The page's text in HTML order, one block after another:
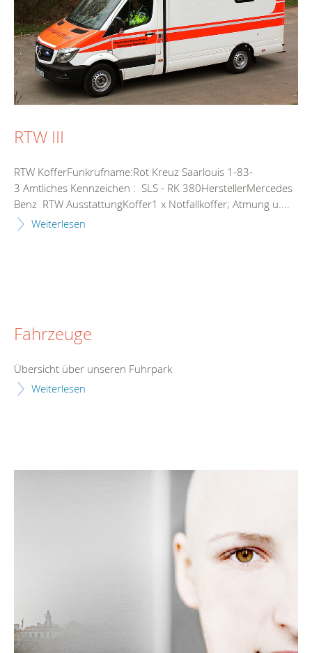
RTW III
RTW KofferFunkrufname:Rot Kreuz Saarlouis 1-83-
3 Amtliches Kennzeichen : SLS - RK 380HerstellerMercedes
Benz RTW AusstattungKoffer1 x Notfallkoffer; Atmung u....
Weiterlesen
Fahrzeuge
Übersicht über unseren Fuhrpark
Weiterlesen